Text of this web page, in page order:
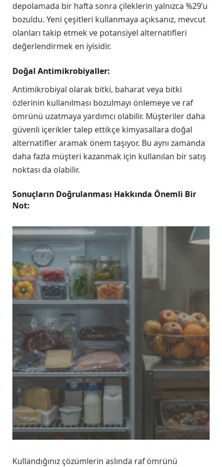
depolamada bir hafta sonra çileklerin yalnızca %29’u
bozuldu. Yeni çeşitleri kullanmaya açıksanız, mevcut
olanları takip etmek ve potansiyel alternatifleri
değerlendirmek en iyisidir.
Doğal Antimikrobiyaller:
Antimikrobiyal olarak bitki, baharat veya bitki
özlerinin kullanılması bozulmayı önlemeye ve raf
ömrünü uzatmaya yardımcı olabilir. Müşteriler daha
güvenli içerikler talep ettikçe kimyasallara doğal
alternatifler aramak önem taşıyor. Bu aynı zamanda
daha fazla müşteri kazanmak için kullanılan bir satış
noktası da olabilir.
Sonuçların Doğrulanması Hakkında Önemli Bir
Not:
Kullandığınız çözümlerin aslında raf ömrünü